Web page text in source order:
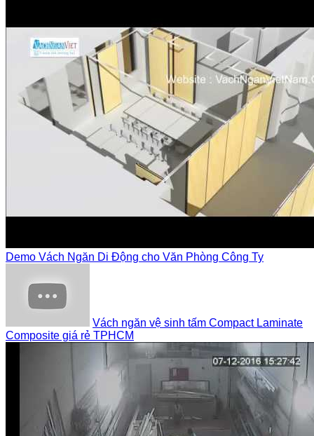
Demo Vách Ngăn Di Động cho Văn Phòng Công Ty
Vách ngăn vệ sinh tấm Compact Laminate
Composite giá rẻ TPHCM